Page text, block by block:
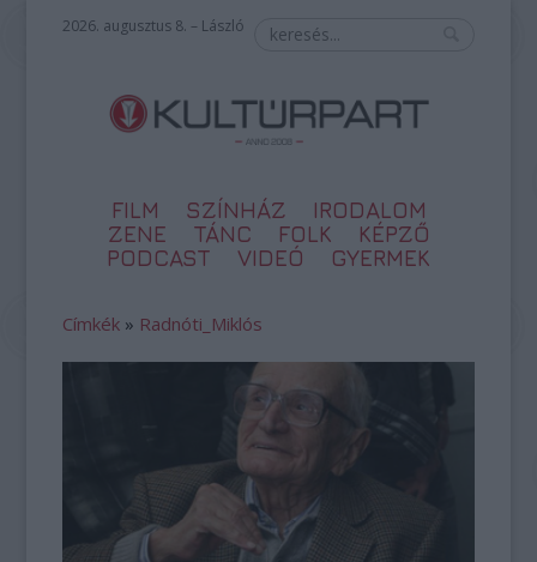
2026. augusztus 8. – László
FILM SZÍNHÁZ
IRODALOM
ZENE
TÁNC FOLK
KÉPZŐ
PODCAST
VIDEÓ GYERMEK
Címkék » Radnóti_Miklós